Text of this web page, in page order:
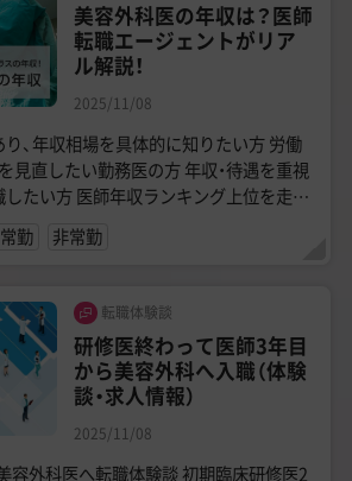
美容外科医の年収は？医師
転職エージェントがリア
ル解説！
2025/11/08
年収相場を具体的に知りたい方 労働
い勤務医の方 年収・待遇を重視
キング上位を走り
常勤 非常勤
転職体験談
研修医終わって医師3年目
から美容外科へ入職（体験
談・求人情報）
2025/11/08
へ転職体験談 初期臨床研修医2